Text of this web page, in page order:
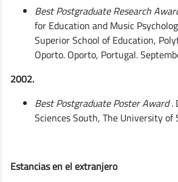
Best Postgraduate Research
for Education and Music
Superior School of Education,
Oporto. Oporto, Portugal.
2002.
Best Postgraduate Poster Award.
Sciences South, The University of
Estancias en el extranjero